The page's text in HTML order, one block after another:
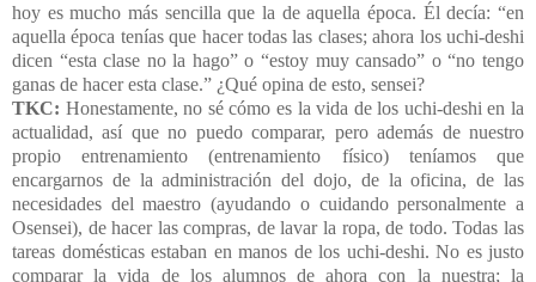
hoy es mucho más sencilla que la de aquella época. Él decía: “en
aquella época tenías que hacer todas las clases; ahora los uchi-deshi
dicen “esta clase no la hago” o “estoy muy cansado” o “no tengo
ganas de hacer esta clase.” ¿Qué opina de esto, sensei?
TKC: Honestamente, no sé cómo es la vida de los uchi-deshi en la
actualidad, así que no puedo comparar, pero además de nuestro
propio entrenamiento (entrenamiento físico) teníamos que
encargarnos de la administración del dojo, de la oficina, de las
necesidades del maestro (ayudando o cuidando personalmente a
Osensei), de hacer las compras, de lavar la ropa, de todo. Todas las
tareas domésticas estaban en manos de los uchi-deshi. No es justo
comparar la vida de los alumnos de ahora con la nuestra; la